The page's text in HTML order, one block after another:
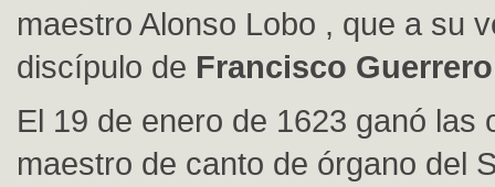
maestro Alonso Lobo , que a su
discípulo de Francisco Guerrero
El 19 de enero de 1623 ganó las
maestro de canto de órgano del